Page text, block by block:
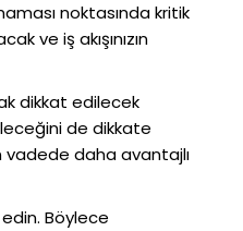
noktasında kritik
ve iş akışınızın
dikkat edilecek
de dikkate
vadede daha avantajlı
Böylece